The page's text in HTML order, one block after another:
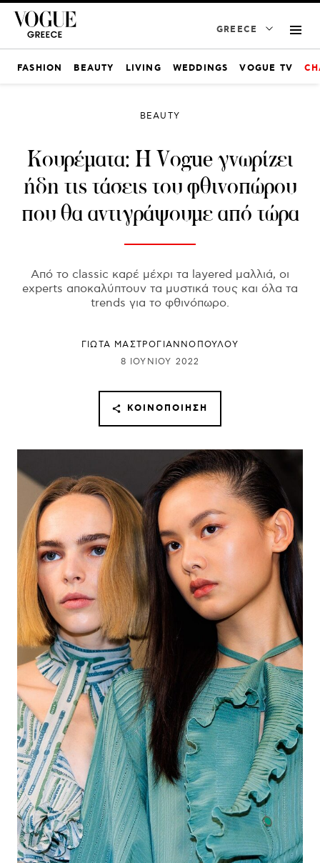
GREECE
FASHION BEAUTY LIVING WEDDINGS VOGUE TV
BEAUTY
Κουρέματα: Η Vogue γνωρίζει
ήδη τις τάσεις του φθινοπώρου
που θα αντιγράψουμε από τώρα
Από το classic καρέ μέχρι τα layered μαλλιά, οι
experts αποκαλύπτουν τα μυστικά τους και όλα τα
trends για το φθινόπωρο.
ΓΙΩΤΑ ΜΑΣΤΡΟΓΙΑΝΝΟΠΟΥΛΟΥ
8 ΙΟΥΝΊΟΥ 2022
ΚΟΙΝΟΠΟΊΗΣΗ